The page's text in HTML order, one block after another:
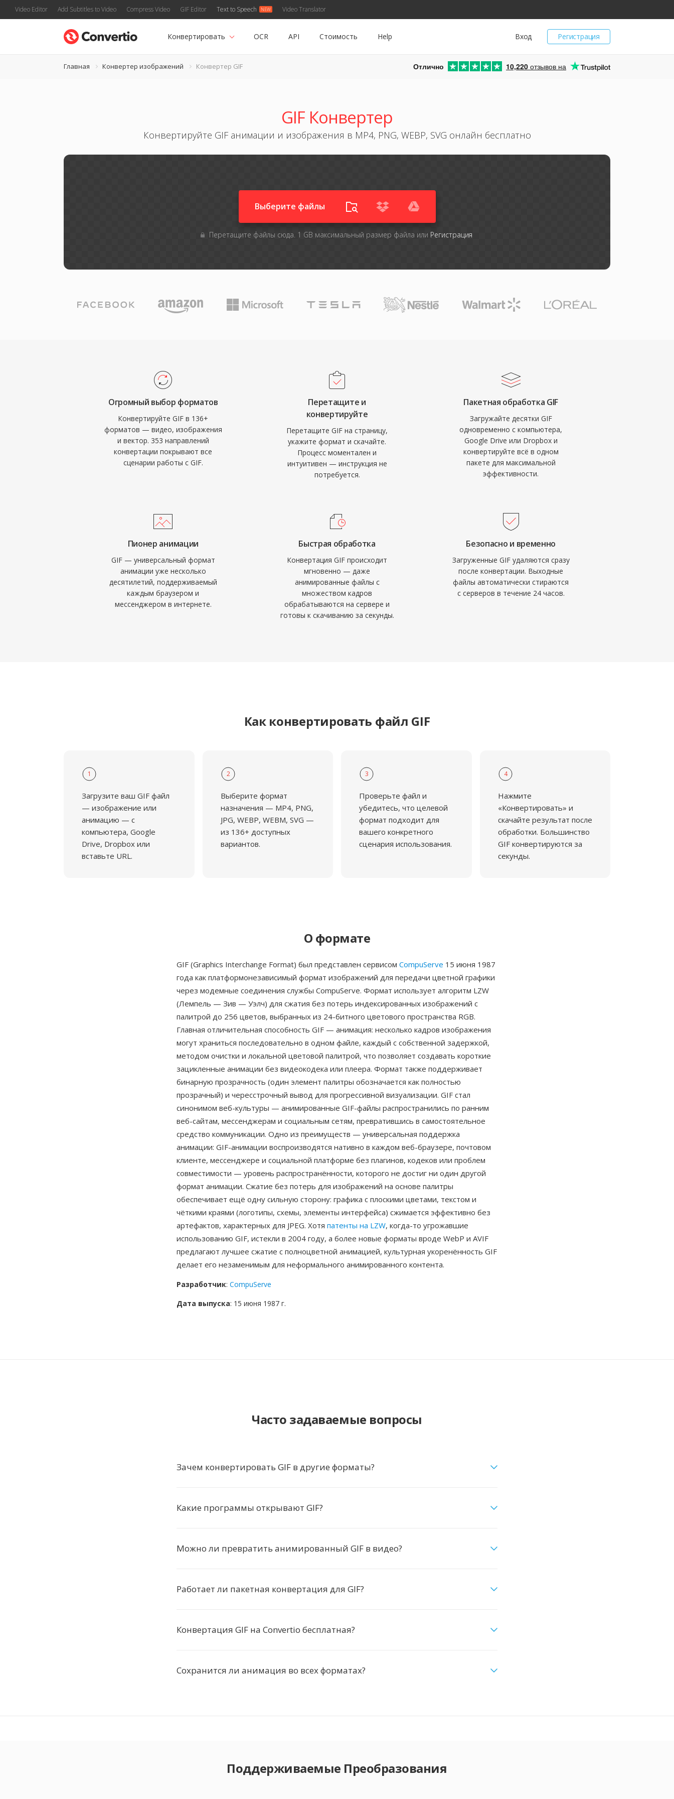
Video Editor Add Subtitles to Video Compress Video GIF Editor Text to Speech Video Translator
Регистрация
Вход
Конвертировать OCR API Стоимость Help
Главная Конвертер изображений Конвертер GIF Отлично 10,220 отзывов на
GIF Конвертер
Конвертируйте GIF анимации и изображения в MP4, PNG, WEBP, SVG онлайн бесплатно
Выберите файлы
Перетащите файлы сюда. 1 GB максимальный размер файла или Регистрация
Огромный выбор форматов
Конвертируйте GIF в 136+
форматов — видео, изображения
и вектор. 353 направлений
конвертации покрывают все
сценарии работы с GIF.
Перетащите и
конвертируйте
Перетащите GIF на страницу,
укажите формат и скачайте.
Процесс моментален и
интуитивен — инструкция не
потребуется.
Пакетная обработка GIF
Загружайте десятки GIF
одновременно с компьютера,
Google Drive или Dropbox и
конвертируйте всё в одном
пакете для максимальной
эффективности.
Пионер анимации
GIF — универсальный формат
анимации уже несколько
десятилетий, поддерживаемый
каждым браузером и
мессенджером в интернете.
Быстрая обработка
Конвертация GIF происходит
мгновенно — даже
анимированные файлы с
множеством кадров
обрабатываются на сервере и
готовы к скачиванию за секунды.
Безопасно и временно
Загруженные GIF удаляются сразу
после конвертации. Выходные
файлы автоматически стираются
с серверов в течение 24 часов.
Как конвертировать файл GIF
1
Загрузите ваш GIF файл
— изображение или
анимацию — с
компьютера, Google
Drive, Dropbox или
вставьте URL.
2
Выберите формат
назначения — MP4, PNG,
JPG, WEBP, WEBM, SVG —
из 136+ доступных
вариантов.
3
Проверьте файл и
убедитесь, что целевой
формат подходит для
вашего конкретного
сценария использования.
4
Нажмите
«Конвертировать» и
скачайте результат после
обработки. Большинство
GIF конвертируются за
секунды.
О формате
GIF (Graphics Interchange Format) был представлен сервисом CompuServe 15 июня 1987
года как платформонезависимый формат изображений для передачи цветной графики
через модемные соединения службы CompuServe. Формат использует алгоритм LZW
(Лемпель — Зив — Уэлч) для сжатия без потерь индексированных изображений с
палитрой до 256 цветов, выбранных из 24-битного цветового пространства RGB.
Главная отличительная способность GIF — анимация: несколько кадров изображения
могут храниться последовательно в одном файле, каждый с собственной задержкой,
методом очистки и локальной цветовой палитрой, что позволяет создавать короткие
зацикленные анимации без видеокодека или плеера. Формат также поддерживает
бинарную прозрачность (один элемент палитры обозначается как полностью
прозрачный) и чересстрочный вывод для прогрессивной визуализации. GIF стал
синонимом веб-культуры — анимированные GIF-файлы распространились по ранним
веб-сайтам, мессенджерам и социальным сетям, превратившись в самостоятельное
средство коммуникации. Одно из преимуществ — универсальная поддержка
анимации: GIF-анимации воспроизводятся нативно в каждом веб-браузере, почтовом
клиенте, мессенджере и социальной платформе без плагинов, кодеков или проблем
совместимости — уровень распространённости, которого не достиг ни один другой
формат анимации. Сжатие без потерь для изображений на основе палитры
обеспечивает ещё одну сильную сторону: графика с плоскими цветами, текстом и
чёткими краями (логотипы, схемы, элементы интерфейса) сжимается эффективно без
артефактов, характерных для JPEG. Хотя патенты на LZW, когда-то угрожавшие
использованию GIF, истекли в 2004 году, а более новые форматы вроде WebP и AVIF
предлагают лучшее сжатие с полноцветной анимацией, культурная укоренённость GIF
делает его незаменимым для неформального анимированного контента.
Разработчик: CompuServe
Дата выпуска: 15 июня 1987 г.
Часто задаваемые вопросы
Зачем конвертировать GIF в другие форматы?
Какие программы открывают GIF?
Можно ли превратить анимированный GIF в видео?
Работает ли пакетная конвертация для GIF?
Конвертация GIF на Convertio бесплатная?
Сохранится ли анимация во всех форматах?
Поддерживаемые Преобразования